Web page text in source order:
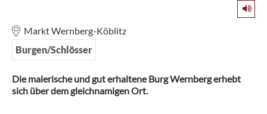
Markt Wernberg-Köblitz
Burgen/Schlösser
Die malerische und gut erhaltene Burg Wernberg erhebt
sich über dem gleichnamigen Ort.